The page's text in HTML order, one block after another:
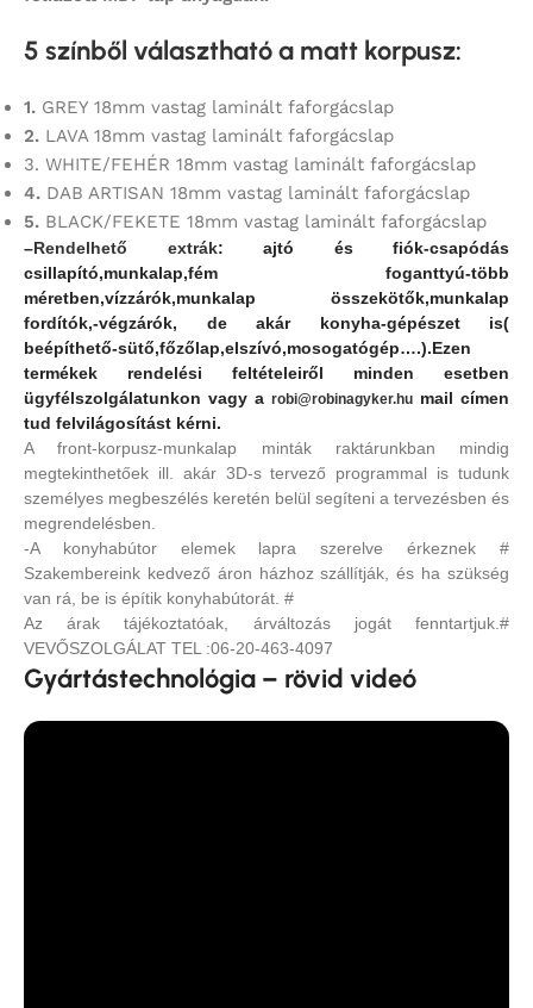
5 színből választható a matt korpusz:
1. GREY 18mm vastag laminált faforgácslap
2. LAVA 18mm vastag laminált faforgácslap
3. WHITE/FEHÉR 18mm vastag laminált faforgácslap
4. DAB ARTISAN 18mm vastag laminált faforgácslap
5. BLACK/FEKETE 18mm vastag laminált faforgácslap
–Rendelhető extrák: ajtó és fiók-csapódás
csillapító,munkalap,fém foganttyú-több
méretben,vízzárók,munkalap összekötők,munkalap
fordítók,-végzárók, de akár konyha-gépészet is(
beépíthető-sütő,főzőlap,elszívó,mosogatógép….).Ezen
termékek rendelési feltételeiről minden esetben
ügyfélszolgálatunkon vagy a robi@robinagyker.hu mail címen
tud felvilágosítást kérni.
A front-korpusz-munkalap minták raktárunkban mindig
megtekinthetőek ill. akár 3D-s tervező programmal is tudunk
személyes megbeszélés keretén belül segíteni a tervezésben és
megrendelésben.
-A konyhabútor elemek lapra szerelve érkeznek #
Szakembereink kedvező áron házhoz szállítják, és ha szükség
van rá, be is építik konyhabútorát. #
Az árak tájékoztatóak, árváltozás jogát fenntartjuk.#
VEVŐSZOLGÁLAT TEL :06-20-463-4097
Gyártástechnológia – rövid videó